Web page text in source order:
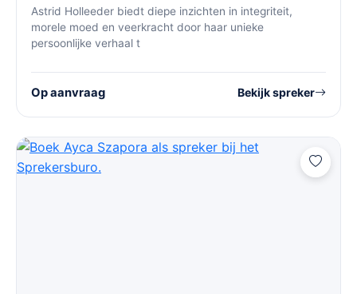
Astrid Holleeder biedt diepe inzichten in integriteit,
morele moed en veerkracht door haar unieke
persoonlijke verhaal t
Op aanvraag Bekijk spreker